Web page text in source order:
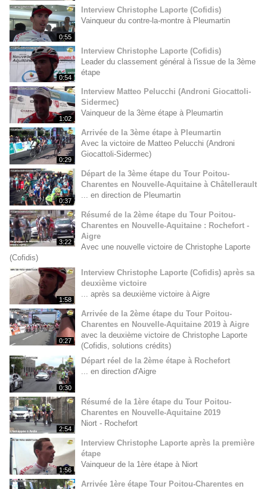
0:55
Interview Christophe Laporte (Cofidis)
Vainqueur du contre-la-montre à Pleumartin
0:54
Interview Christophe Laporte (Cofidis)
Leader du classement général à l'issue de la 3ème
étape
1:02
Interview Matteo Pelucchi (Androni Giocattoli-
Sidermec)
Vainqueur de la 3ème étape à Pleumartin
0:29
Arrivée de la 3ème étape à Pleumartin
Avec la victoire de Matteo Pelucchi (Androni
Giocattoli-Sidermec)
0:37
Départ de la 3ème étape du Tour Poitou-
Charentes en Nouvelle-Aquitaine à Châtellerault
... en direction de Pleumartin
3:22
Résumé de la 2ème étape du Tour Poitou-
Charentes en Nouvelle-Aquitaine : Rochefort -
Aigre
Avec une nouvelle victoire de Christophe Laporte
(Cofidis)
1:58
Interview Christophe Laporte (Cofidis) après sa
deuxième victoire
... après sa deuxième victoire à Aigre
0:27
Arrivée de la 2ème étape du Tour Poitou-
Charentes en Nouvelle-Aquitaine 2019 à Aigre
avec la deuxième victoire de Christophe Laporte
(Cofidis, solutions crédits)
0:30
Départ réel de la 2ème étape à Rochefort
... en direction d'Aigre
2:54
Résumé de la 1ère étape du Tour Poitou-
Charentes en Nouvelle-Aquitaine 2019
Niort - Rochefort
1:56
Interview Christophe Laporte après la première
étape
Vainqueur de la 1ère étape à Niort
Arrivée 1ère étape Tour Poitou-Charentes en